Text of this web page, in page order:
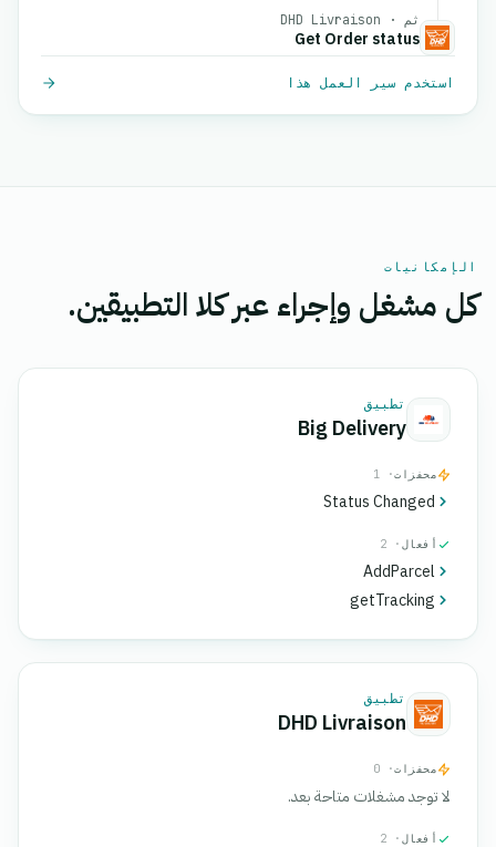
ثم · DHD Livraison
Get Order status
استخدم سير العمل هذا
الإمكانيات
كل مشغل وإجراء عبر كلا التطبيقين.
تطبيق
Big Delivery
محفزات· 1
Status Changed
أفعال · 2
AddParcel
getTracking
تطبيق
DHD Livraison
محفزات· 0
لا توجد مشغلات متاحة بعد.
أفعال · 2